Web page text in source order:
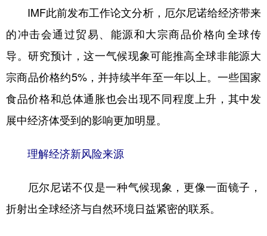
IMF此前发布工作论文分析，厄尔尼诺给经济带来
的冲击会通过贸易、能源和大宗商品价格向全球传
导。研究预计，这一气候现象可能推高全球非能源大
宗商品价格约5%，并持续半年至一年以上。一些国家
食品价格和总体通胀也会出现不同程度上升，其中发
展中经济体受到的影响更加明显。
理解经济新风险来源
厄尔尼诺不仅是一种气候现象，更像一面镜子，
折射出全球经济与自然环境日益紧密的联系。